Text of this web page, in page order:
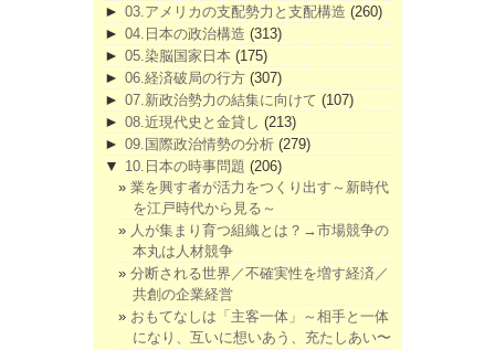
► 03.アメリカの支配勢力と支配構造 (260)
► 04.日本の政治構造 (313)
► 05.染脳国家日本 (175)
► 06.経済破局の行方 (307)
► 07.新政治勢力の結集に向けて (107)
► 08.近現代史と金貸し (213)
► 09.国際政治情勢の分析 (279)
▼ 10.日本の時事問題 (206)
業を興す者が活力をつくり出す～新時代
を江戸時代から見る～
人が集まり育つ組織とは？→市場競争の
本丸は人材競争
分断される世界／不確実性を増す経済／
共創の企業経営
おもてなしは「主客一体」～相手と一体
になり、互いに想いあう、充たしあい〜